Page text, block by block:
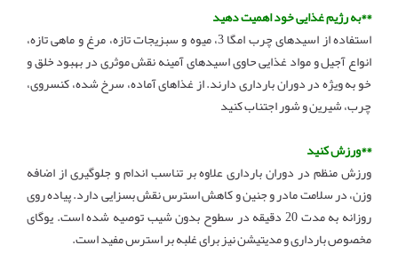
**به رژیم غذایی خود اهمیت دهید
استفاده از اسیدهای چرب امگا 3، میوه و سبزیجات تازه، مرغ و ماهی تازه،
انواع آجیل و مواد غذایی حاوی اسیدهای آمینه نقش موثری در بهبود خلق و
خو به ویژه در دوران بارداری دارند. از غذاهای آماده، سرخ شده، کنسروی،
چرب، شیرین و شور اجتناب کنید
**ورزش کنید
ورزش منظم در دوران بارداری علاوه بر تناسب اندام و جلوگیری از اضافه
وزن، در سلامت مادر و جنین و کاهش استرس نقش بسزایی دارد. پیاده روی
روزانه به مدت 20 دقیقه در سطوح بدون شیب توصیه شده است. یوگای
مخصوص بارداری و مدیتیشن نیز برای غلبه بر استرس مفید است.